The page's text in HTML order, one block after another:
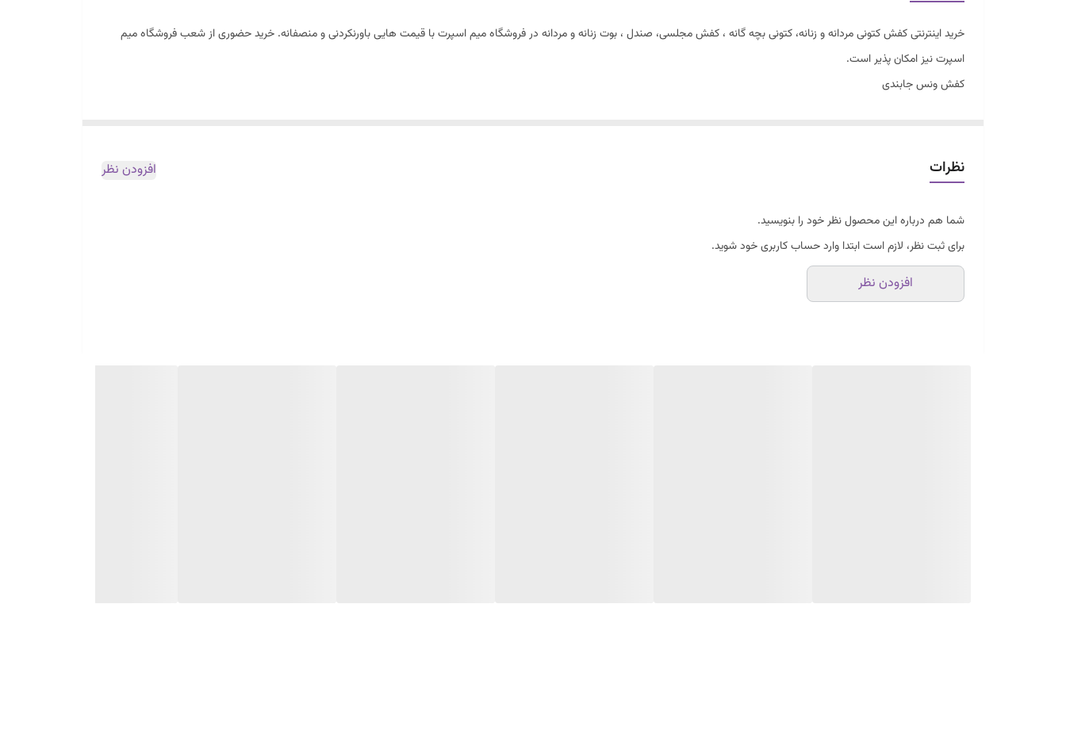
خرید اینترنتی کفش کتونی مردانه و زنانه، کتونی بچه گانه ، کفش مجلسی، صندل ، بوت زنانه و مردانه در فروشگاه میم اسپرت با قیمت هایی باورنکردنی و منصفانه. خرید حضوری از شعب فروشگاه میم
اسپرت نیز امکان پذیر است.
کفش ونس جابندی
سایزبندی 37 تا 40
نظرات افزودن نظر
شما هم درباره این محصول نظر خود را بنویسید.
برای ثبت نظر، لازم است ابتدا وارد حساب کاربری خود شوید.
افزودن نظر